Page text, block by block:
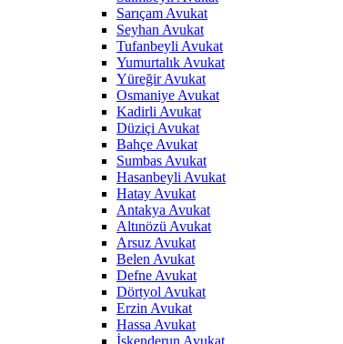
Sarıçam Avukat
Seyhan Avukat
Tufanbeyli Avukat
Yumurtalık Avukat
Yüreğir Avukat
Osmaniye Avukat
Kadirli Avukat
Düziçi Avukat
Bahçe Avukat
Sumbas Avukat
Hasanbeyli Avukat
Hatay Avukat
Antakya Avukat
Altınözü Avukat
Arsuz Avukat
Belen Avukat
Defne Avukat
Dörtyol Avukat
Erzin Avukat
Hassa Avukat
İskenderun Avukat